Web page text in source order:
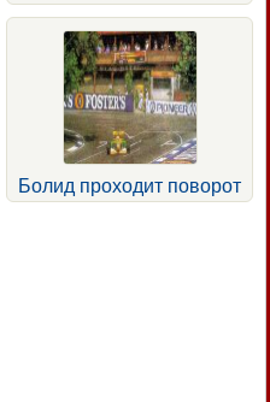
Болид проходит поворот